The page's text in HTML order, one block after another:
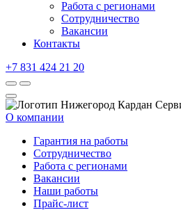
Работа с регионами
Сотрудничество
Вакансии
Контакты
+7 831 424 21 20
О компании
Гарантия на работы
Сотрудничество
Работа с регионами
Вакансии
Наши работы
Прайс-лист